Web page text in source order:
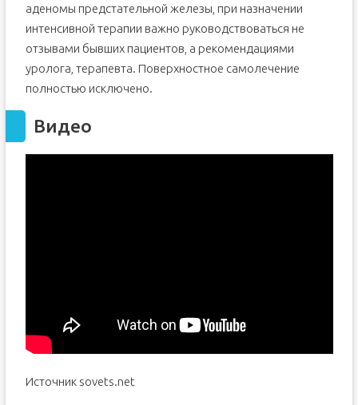
аденомы предстательной железы, при назначении
интенсивной терапии важно руководствоваться не
отзывами бывших пациентов, а рекомендациями
уролога, терапевта. Поверхностное самолечение
полностью исключено.
Видео
Источник sovets.net